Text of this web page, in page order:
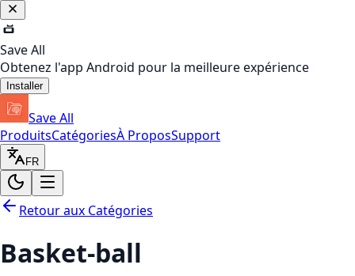
Save All
Obtenez l'app Android pour la meilleure expérience
Installer
Save All
ProduitsCatégoriesÀ ProposSupport
FR
Retour aux Catégories
Basket-ball